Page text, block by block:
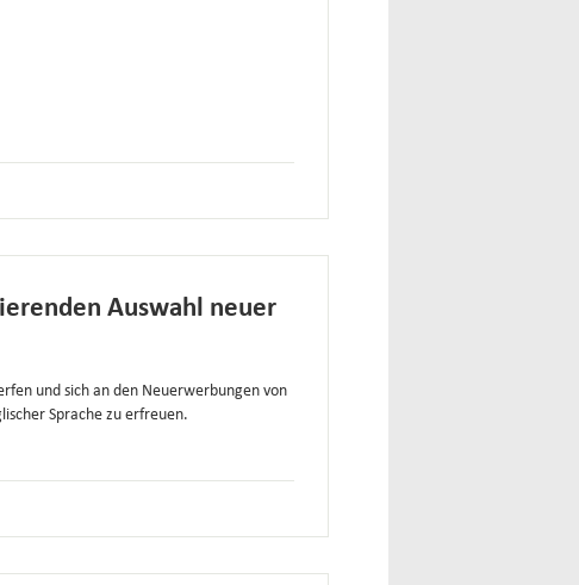
Auswahl neuer
und sich an den Neuerwerbungen von
Sprache zu erfreuen.